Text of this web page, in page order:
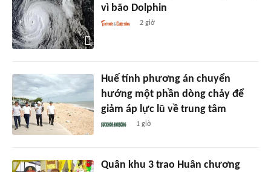
vì bão Dolphin
2 giờ
Huế tính phương án chuyển
hướng một phần dòng chảy để
giảm áp lực lũ về trung tâm
1 giờ
Quân khu 3 trao Huân chương